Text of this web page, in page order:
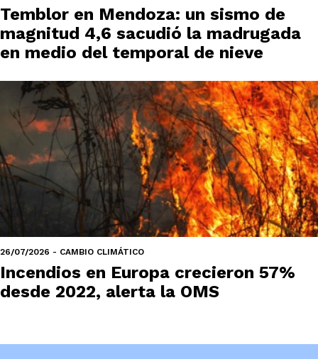
Temblor en Mendoza: un sismo de
magnitud 4,6 sacudió la madrugada
en medio del temporal de nieve
26/07/2026 - CAMBIO CLIMÁTICO
Incendios en Europa crecieron 57%
desde 2022, alerta la OMS